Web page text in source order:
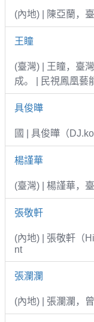
(內地) | 陳亞蘭，
王瞳
(臺灣) | 王瞳，臺
成。 | 民視鳳凰藝
具俊曄
國 | 具俊曄（
楊謹華
(臺灣) | 楊謹華，
張敬軒
(內地) | 張敬軒（
nt
張瀾瀾
(內地) | 張瀾瀾，